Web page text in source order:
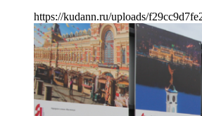
https://kudann.ru/uploads/